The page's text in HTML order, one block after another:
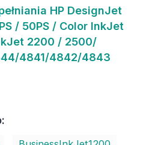
HP DesignJet
/ 50PS / Color InkJet
2200 / 2500/
4841/4842/4843